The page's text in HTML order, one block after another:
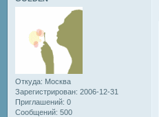
Откуда: Москва
Зарегистрирован: 2006-12-31
Приглашений: 0
Сообщений: 500